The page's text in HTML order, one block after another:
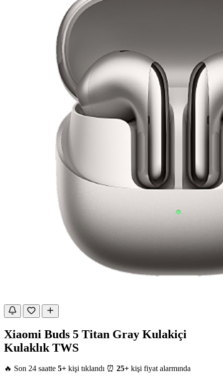
Xiaomi Buds 5 Titan Gray Kulakiçi
Kulaklık TWS
🔥 Son 24 saatte 5+ kişi tıklandı ⏰ 25+ kişi fiyat alarmında